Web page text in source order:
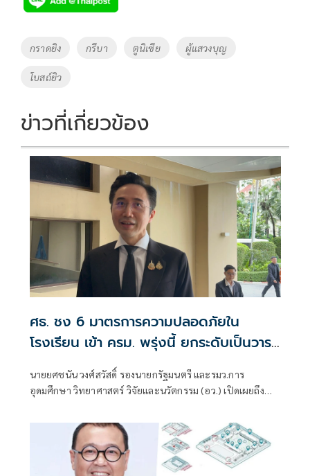
b
o
o
k
er y
Li
Tags
กราดยิง กรีบา ตูนิเซีย ผู้แสวงบุญ
โบสถ์ยิว
ข่าวที่เกี่ยวข้อง
ศธ. ชง 6 มาตรการความปลอดภัยใน
โรงเรียน เข้า ครม. พรุ่งนี้ ยกระดับเป็นวาระ
นายยศชนัน วงศ์สวัสดิ์ รองนายกรัฐมนตรี และรมว.การ
อุดมศึกษา วิทยาศาสตร์ วิจัยและนวัตกรรม (อว.) เปิดเผยถึง
นนทบุรี ว่า นายประเสริฐ จันทรรวงทอง รมว.ศึกษาธิการ จะ
เสนอ 6 มาตรการความปลอดภัยในโรงเรียนแห่งชาติ